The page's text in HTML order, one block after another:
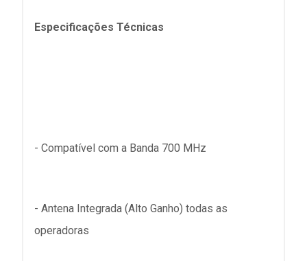
Especificações Técnicas
- Compatível com a Banda 700 MHz
- Antena Integrada (Alto Ganho) todas as
operadoras